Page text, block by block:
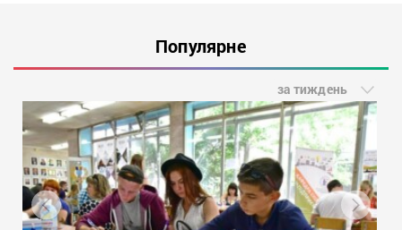
Популярне
за тиждень